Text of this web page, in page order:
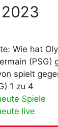
Wie hat
(PSG)
spielt
1 zu 4
Spiele
live